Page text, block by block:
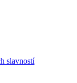
slavností